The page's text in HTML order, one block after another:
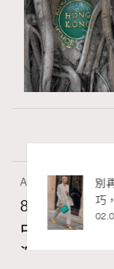
Art
8月香港藝術
中一日》、
源里選畫》
的顯
別
巧